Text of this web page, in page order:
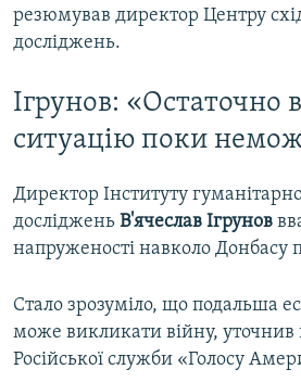
резюмував директор Центру
досліджень.
Ігрунов: «Остаточно
ситуацію поки
Директор Інституту
досліджень В'ячеслав Ігрунов
напруженості навколо Донбасу
Стало зрозуміло, що подальша
може викликати війну, уточнив
Російської служби «Голосу